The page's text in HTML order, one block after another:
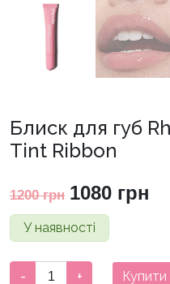
Блиск для губ
Tint Ribbon
1200грн
ціна:
1080 грн
У наявності
- + Купити